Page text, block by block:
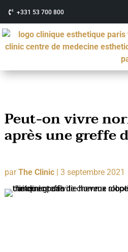
+331 53 700 800
Peut-on vivre
après une greffe
parThe Clinic| 3 septembre 2021